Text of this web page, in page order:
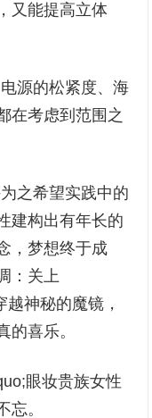
又能提高立体
源的松紧度、海
在考虑到范围之
之希望实践中的
建构出有年长的
，梦想终于成
：关上
神秘的魔镜，
的喜乐。
眼妆贵族女性
忘。